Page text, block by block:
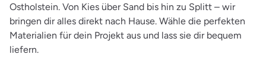
Ostholstein. Von Kies über Sand bis hin zu Splitt – wir
bringen dir alles direkt nach Hause. Wähle die perfekten
Materialien für dein Projekt aus und lass sie dir bequem
liefern.